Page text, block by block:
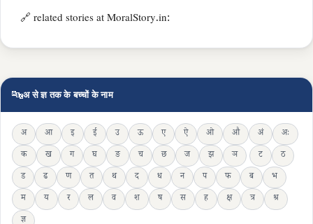
🔗 related stories at MoralStory.in:
🔤अ से ज्ञ तक के बच्चों के नाम
अ आ इ ई उ ऊ ए ऐ ओ औ अं
अः
क
ख ग घ ङ च छ ज झ ञ ट
ठ
ड
ढ ण त थ द ध न प फ ब
भ
म
य र ल व श ष स ह क्ष त्र
श्र
ज्ञ